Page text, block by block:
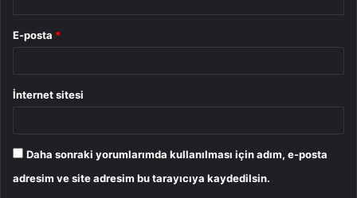
E-posta *
İnternet sitesi
Daha sonraki yorumlarımda kullanılması için adım, e-posta
adresim ve site adresim bu tarayıcıya kaydedilsin.